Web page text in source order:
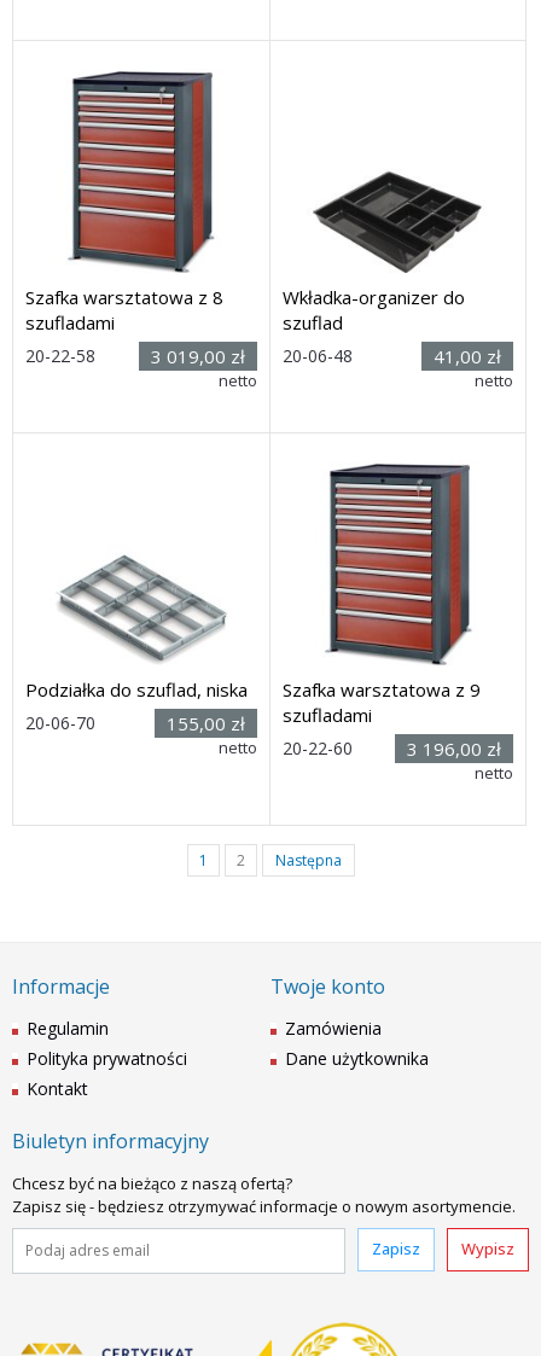
Szafka warsztatowa z 8
szufladami
20-22-58 3 019,00 zł
netto
Wkładka-organizer do
szuflad
20-06-48 41,00 zł
netto
Dostawa: 21 dni
Podziałka do szuflad, niska
20-06-70 155,00 zł
netto
Szafka warsztatowa z 9
szufladami
20-22-60 3 196,00 zł
netto
1 2 Następna
Informacje
Regulamin
Polityka prywatności
Kontakt
Twoje konto
Zamówienia
Dane użytkownika
Biuletyn informacyjny
Chcesz być na bieżąco z naszą ofertą?
Zapisz się - będziesz otrzymywać informacje o nowym asortymencie.
Zapisz
Wypisz